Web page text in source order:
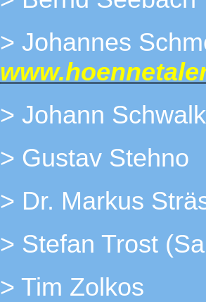
>
> Johann
> Gustav Stehno
> Dr. Markus
> Stefan Trost
> Tim